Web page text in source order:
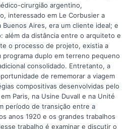
cirurgião argentino,
interessado em Le Corbusier a
Buenos Aires, era um cliente ideal; e
além da distância entre o arquiteto e
o processo de projeto, existia a
programa duplo em terreno pequeno
consolidado. Entretanto, a
de rememorar a viagem
compositivas desenvolvidas pelo
Paris, na Usine Duvall e na Unité
período de transição entre a
anos 1920 e os grandes trabalhos
trabalho é examinar e discutir o